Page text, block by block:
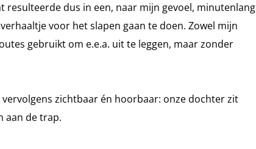
resulteerde dus in een, naar mijn gevoel, minutenlang
voor het slapen gaan te doen. Zowel mijn
gebruikt om e.e.a. uit te leggen, maar zonder
zichtbaar én hoorbaar: onze dochter zit
aan de trap.